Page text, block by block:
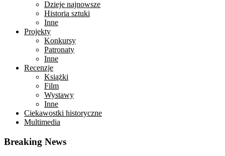
Dzieje najnowsze
Historia sztuki
Inne
Projekty
Konkursy
Patronaty
Inne
Recenzje
Książki
Film
Wystawy
Inne
Ciekawostki historyczne
Multimedia
Breaking News